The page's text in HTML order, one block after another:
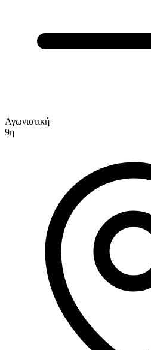
Αγωνιστική
9η